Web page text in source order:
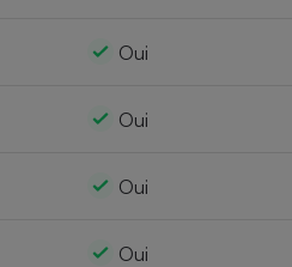
Oui
Oui
Oui
Oui